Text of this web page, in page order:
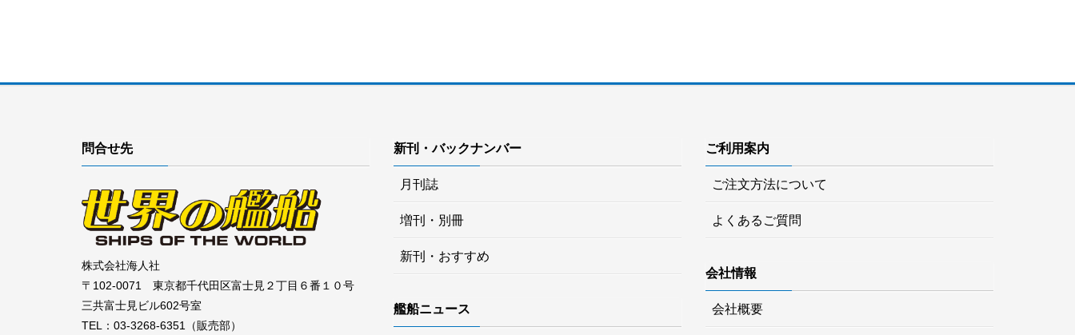
問合せ先
株式会社海人社
〒102-0071 東京都千代田区富士見２丁目６番１０号
三共富士見ビル602号室
TEL：03-3268-6351（販売部）
新刊・バックナンバー
月刊誌
増刊・別冊
新刊・おすすめ
艦船ニュース
ご利用案内
ご注文方法について
よくあるご質問
会社情報
会社概要